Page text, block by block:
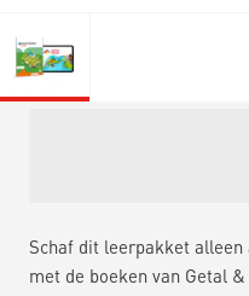
Schaf dit leerpakket
met de boeken van Getal